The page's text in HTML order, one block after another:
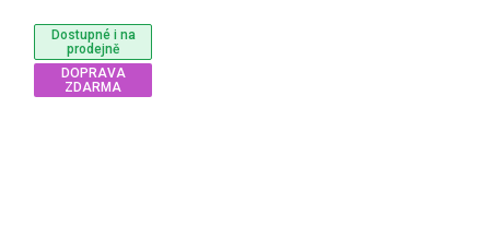
Dostupné i na
prodejně
DOPRAVA
ZDARMA